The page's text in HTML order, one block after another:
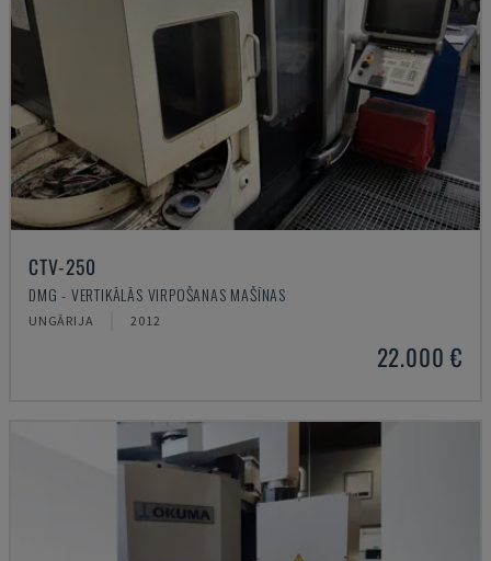
CTV-250
DMG - VERTIKĀLĀS VIRPOŠANAS MAŠĪNAS
UNGĀRIJA 2012
22.000 €